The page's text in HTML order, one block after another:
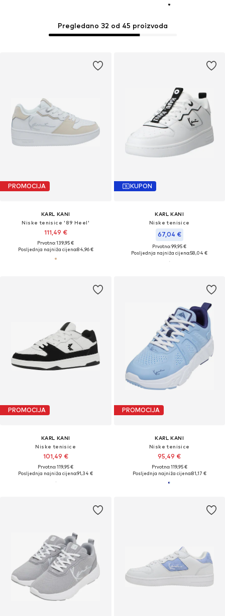
PROMOCIJA
KARL KANI
Niske tenisice '89 Heel'
111,49 €
Prvotno: 139,95 €
Posljednja najniža cijena:84,96 €
Pregledano 32 od 45 proizvoda
KUPON
KARL KANI
Niske tenisice
67,04 €
Prvotno: 99,95 €
Posljednja najniža cijena:58,04 €
PROMOCIJA
KARL KANI
Niske tenisice
101,49 €
Prvotno: 119,95 €
Posljednja najniža cijena:91,34 €
PROMOCIJA
KARL KANI
Niske tenisice
95,49 €
Prvotno: 119,95 €
Posljednja najniža cijena:81,17 €